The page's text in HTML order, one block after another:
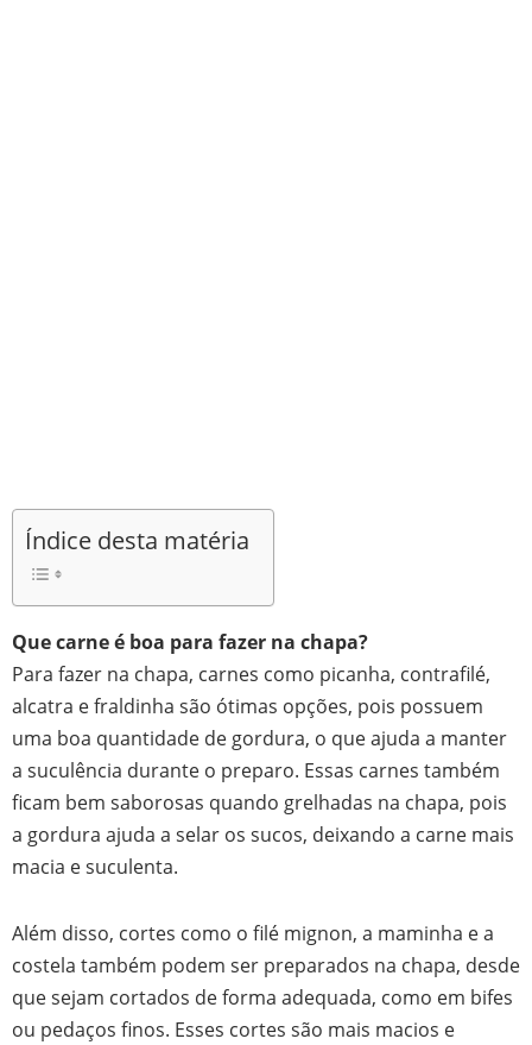
Índice desta matéria
Que carne é boa para fazer na chapa?
Para fazer na chapa, carnes como picanha, contrafilé,
alcatra e fraldinha são ótimas opções, pois possuem
uma boa quantidade de gordura, o que ajuda a manter
a suculência durante o preparo. Essas carnes também
ficam bem saborosas quando grelhadas na chapa, pois
a gordura ajuda a selar os sucos, deixando a carne mais
macia e suculenta.
Além disso, cortes como o filé mignon, a maminha e a
costela também podem ser preparados na chapa, desde
que sejam cortados de forma adequada, como em bifes
ou pedaços finos. Esses cortes são mais macios e